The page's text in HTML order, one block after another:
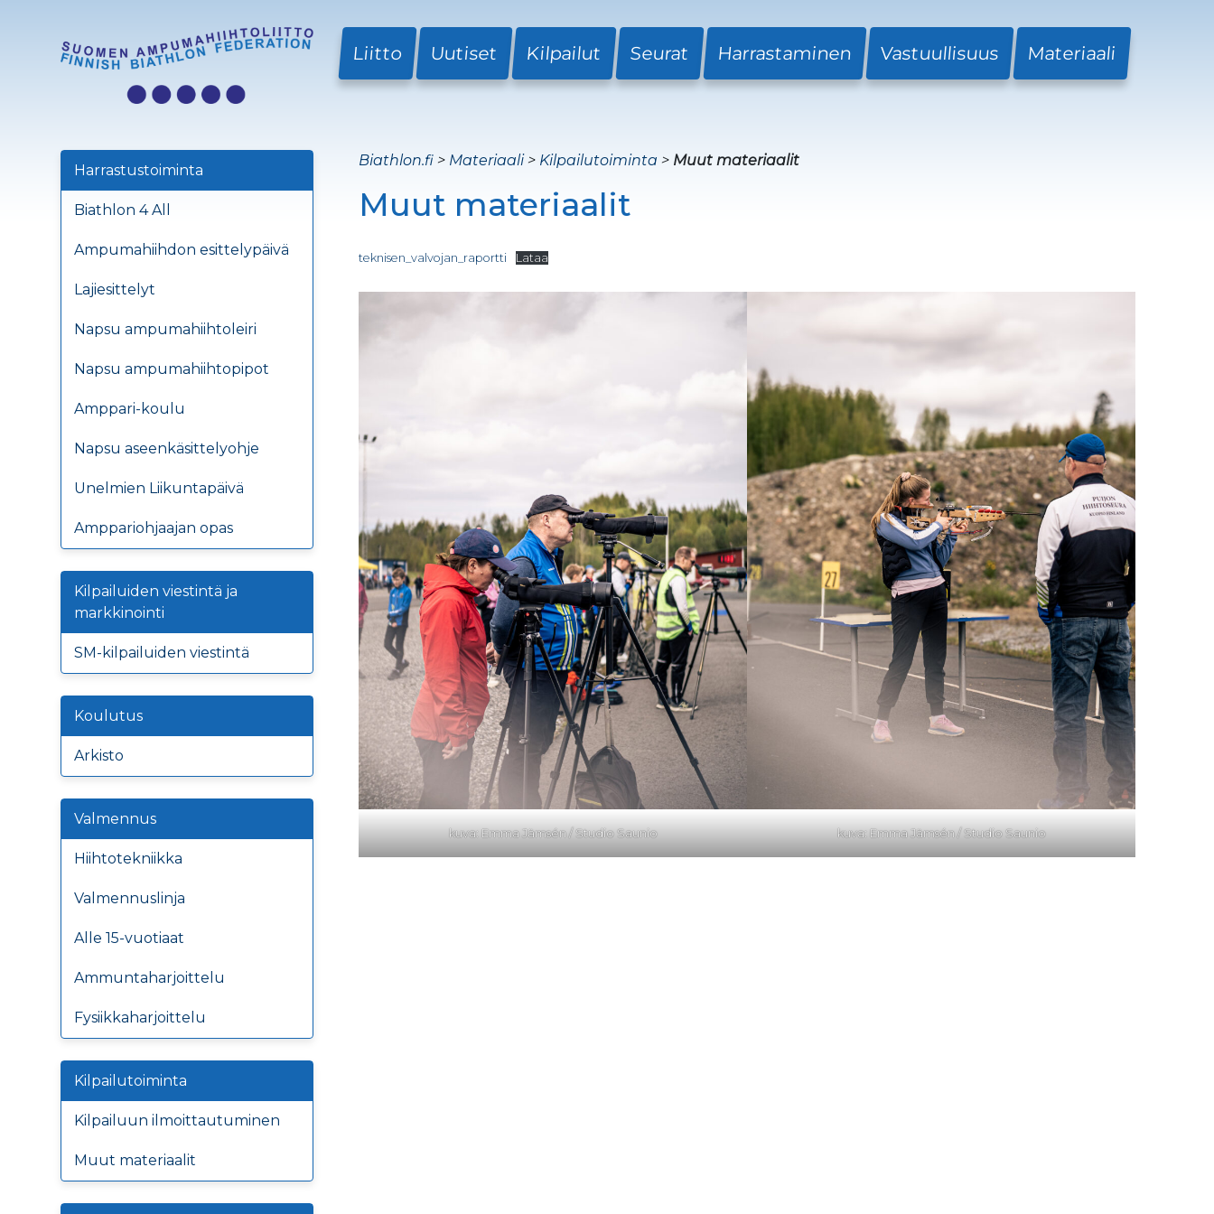
Liitto Uutiset Kilpailut Seurat Harrastaminen Vastuullisuus Materiaali
Harrastustoiminta
Biathlon 4 All
Ampumahiihdon esittelypäivä
Lajiesittelyt
Napsu ampumahiihtoleiri
Napsu ampumahiihtopipot
Amppari-koulu
Napsu aseenkäsittelyohje
Unelmien Liikuntapäivä
Amppariohjaajan opas
Kilpailuiden viestintä ja
markkinointi
SM-kilpailuiden viestintä
Koulutus
Arkisto
Valmennus
Hiihtotekniikka
Valmennuslinja
Alle 15-vuotiaat
Ammuntaharjoittelu
Fysiikkaharjoittelu
Kilpailutoiminta
Kilpailuun ilmoittautuminen
Muut materiaalit
Biathlon.fi > Materiaali> Kilpailutoiminta > Muut materiaalit
Muut materiaalit
teknisen_valvojan_raportti Lataa
kuva: Emma Jämsén / Studio Saunio kuva: Emma Jämsén / Studio Saunio